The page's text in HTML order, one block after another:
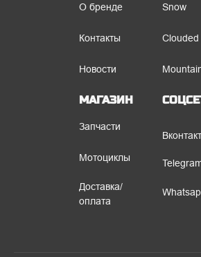
Доставка/
оплата
Мотоциклы
Запчасти
МАГАЗИН
Clouded
Snow
Новости
Контакты
О бренде